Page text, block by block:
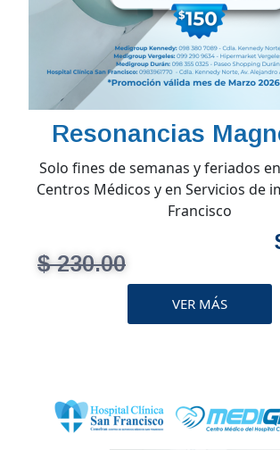
Resonancias
Solo fines de semanas y feriados
Centros Médicos y en Servicios de
Francisco
$ 230.00
VER MÁS